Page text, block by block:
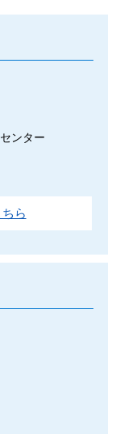
ンター
ら